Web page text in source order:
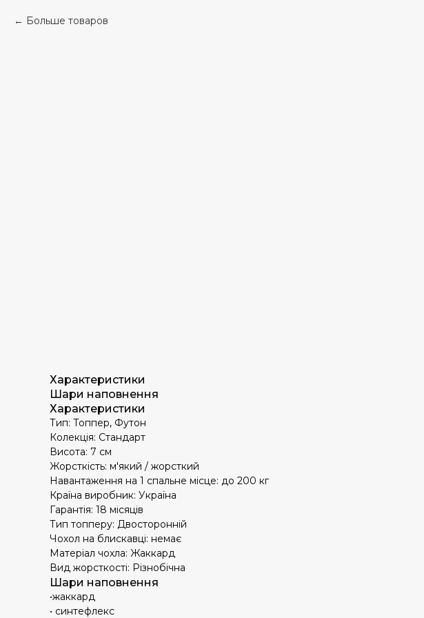
Больше товаров
Характеристики
Шари наповнення
Характеристики
Тип: Топпер, Футон
Колекція: Стандарт
Висота: 7 см
Жорсткість: м'який / жорсткий
Навантаження на 1 спальне місце: до 200 кг
Країна виробник: Україна
Гарантія: 18 місяців
Тип топперу: Двосторонній
Чохол на блискавці: немає
Матеріал чохла: Жаккард
Вид жорсткості: Різнобічна
Шари наповнення
•жаккард
• синтефлекс